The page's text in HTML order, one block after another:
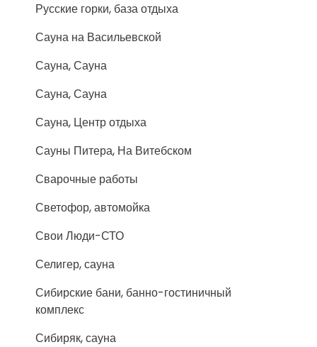
Русские горки, база отдыха
Сауна на Васильевской
Сауна, Сауна
Сауна, Сауна
Сауна, Центр отдыха
Сауны Питера, На Витебском
Сварочные работы
Светофор, автомойка
Свои Люди-СТО
Селигер, сауна
Сибирские бани, банно-гостиничный
комплекс
Сибиряк, сауна